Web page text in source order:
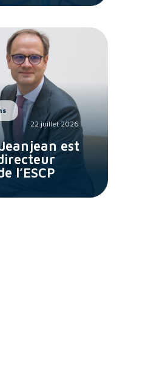
22 juillet 2026
est
l’ESCP